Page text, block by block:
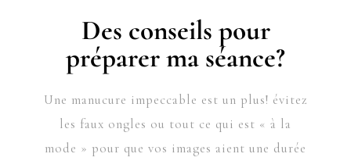
Des conseils pour
préparer ma séance?
Une manucure impeccable est un plus! évitez
les faux ongles ou tout ce qui est « à la
mode » pour que vos images aient une durée